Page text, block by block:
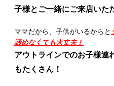
子様とご一緒にご来店いた
ママだから、子供がいるからと
諦めなくても大丈夫！
アウトラインでのお子様連
もたくさん！